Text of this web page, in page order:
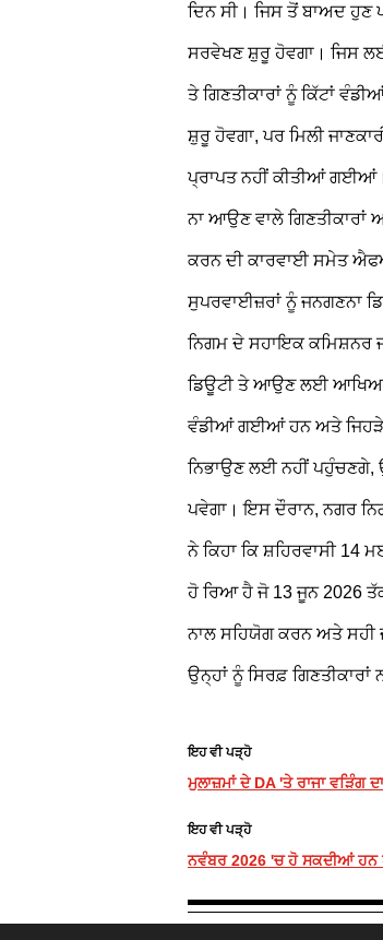
ਦਿਨ ਸੀ। ਜਿਸ ਤੋਂ ਬਾਅਦ ਹੁਣ
ਸਰਵੇਖਣ ਸ਼ੁਰੂ ਹੋਵਗਾ। ਜਿਸ
ਤੇ ਗਿਣਤੀਕਾਰਾਂ ਨੂੰ ਕਿੱਟਾਂ
ਸ਼ੁਰੂ ਹੋਵਗਾ, ਪਰ ਮਿਲੀ
ਪ੍ਰਾਪਤ ਨਹੀਂ ਕੀਤੀਆਂ
ਨਾ ਆਉਣ ਵਾਲੇ ਗਿਣਤੀਕਾਰਾਂ
ਕਰਨ ਦੀ ਕਾਰਵਾਈ ਸਮੇਤ
ਸੁਪਰਵਾਈਜ਼ਰਾਂ ਨੂੰ ਜਨਗਣਨਾ
ਨਿਗਮ ਦੇ ਸਹਾਇਕ ਕਮਿਸ਼ਨਰ
ਡਿਊਟੀ ਤੇ ਆਉਣ ਲਈ ਆਖਿਆ
ਵੰਡੀਆਂ ਗਈਆਂ ਹਨ ਅਤੇ ਜਿਹੜੇ
ਨਿਭਾਉਣ ਲਈ ਨਹੀਂ
ਪਵੇਗਾ।ਇਸ ਦੌਰਾਨ, ਨਗਰ
ਨੇ ਕਿਹਾ ਕਿ ਸ਼ਹਿਰਵਾਸੀ
ਹੋ ਰਿਆ ਹੈ ਜੋ 13 ਜੂਨ 2026
ਨਾਲ ਸਹਿਯੋਗ ਕਰਨ ਅਤੇ ਸਹੀ
ਉਨ੍ਹਾਂ ਨੂੰ ਸਿਰਫ਼
ਇਹ ਵੀ ਪੜ੍ਹੋ
ਮੁਲਾਜ਼ਮਾਂ ਦੇ DA 'ਤੇ ਰਾਜਾ ਵੜਿੰਗ
ਇਹ ਵੀ ਪੜ੍ਹੋ
ਨਵੰਬਰ 2026 'ਚ ਹੋ ਸਕਦੀਆਂ ਹਨ